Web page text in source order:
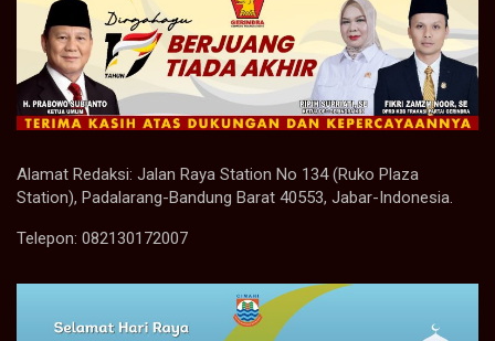
Alamat Redaksi: Jalan Raya Station No 134 (Ruko Plaza
Station), Padalarang-Bandung Barat 40553, Jabar-Indonesia.
Telepon: 082130172007